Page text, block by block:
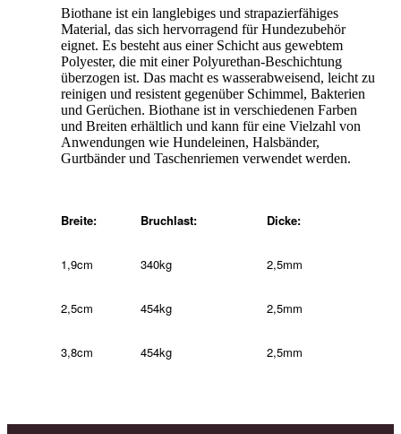
Biothane ist ein langlebiges und strapazierfähiges
Material, das sich hervorragend für Hundezubehör
eignet. Es besteht aus einer Schicht aus gewebtem
Polyester, die mit einer Polyurethan-Beschichtung
überzogen ist. Das macht es wasserabweisend, leicht zu
reinigen und resistent gegenüber Schimmel, Bakterien
und Gerüchen. Biothane ist in verschiedenen Farben
und Breiten erhältlich und kann für eine Vielzahl von
Anwendungen wie Hundeleinen, Halsbänder,
Gurtbänder und Taschenriemen verwendet werden.
Breite: Bruchlast: Dicke:
1,9cm 340kg 2,5mm
2,5cm 454kg 2,5mm
3,8cm 454kg 2,5mm